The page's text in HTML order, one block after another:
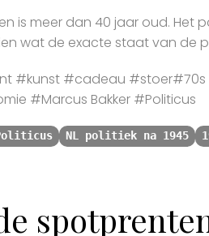
is meer dan 40 jaar oud. Het
wat de exacte staat van de
#cadeau #stoer#70s
#Marcus Bakker #Politicus
NL politiek na 1945